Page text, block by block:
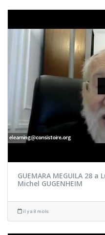
GUEMARA MEGUILA 28
Michel GUGENHEIM
il y a 8 mois